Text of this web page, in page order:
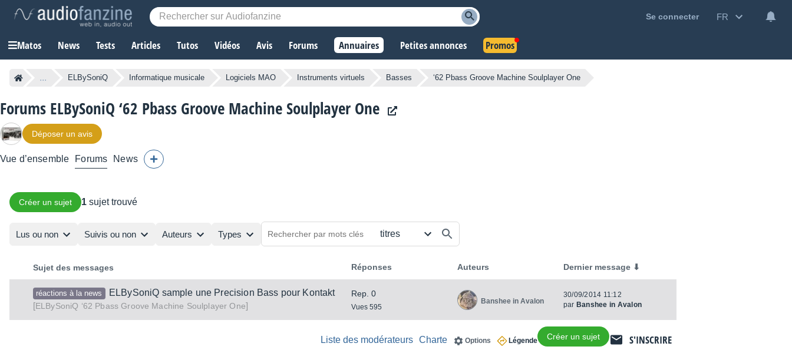
Se connecter FR
Matos News Tests Articles Tutos Vidéos Avis Forums Annuaires Petites annonces Promos
... ELBySoniQ Informatique musicale Logiciels MAO Instruments virtuels Basses ‘62 Pbass Groove Machine Soulplayer One
Forums ELBySoniQ ‘62 Pbass Groove Machine Soulplayer One
Déposer un avis
Vue d’ensemble Forums News
Créer un sujet 1 sujet trouvé
Lus ou non Suivis ou non Auteurs Types
Sujet des messages Réponses Auteurs Dernier message ⬇
réactions à la news
ELBySoniQ sample une Precision Bass pour Kontakt
[ELBySoniQ ‘62 Pbass Groove Machine Soulplayer One]
Rep. 0
Vues 595
Banshee in Avalon
30/09/2014 11:12
par Banshee in Avalon
S'INSCRIRE
Créer un sujet
Légende
Options
Charte
Liste des modérateurs